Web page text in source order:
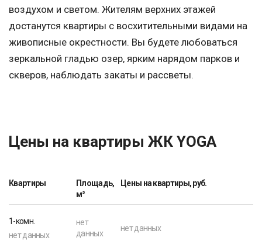
воздухом и светом. Жителям верхних этажей
достанутся квартиры с восхитительными видами на
живописные окрестности. Вы будете любоваться
зеркальной гладью озер, ярким нарядом парков и
скверов, наблюдать закаты и рассветы.
Цены на квартиры ЖК YOGA
Квартиры
Площадь,
м²
Цены на квартиры, руб.
1-комн.
нет данных
нет
данных
нет данных